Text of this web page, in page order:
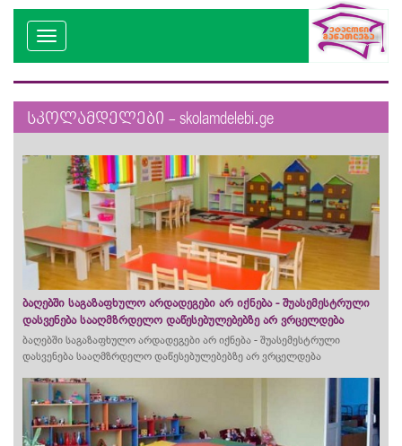
სკოლამდელები - skolamdelebi.ge
ბაღებში საგაზაფხულო არდადეგები არ იქნება - შუასემესტრული
დასვენება სააღმზრდელო დაწესებულებებზე არ ვრცელდება
ბაღებში საგაზაფხულო არდადეგები არ იქნება - შუასემესტრული
დასვენება სააღმზრდელო დაწესებულებებზე არ ვრცელდება